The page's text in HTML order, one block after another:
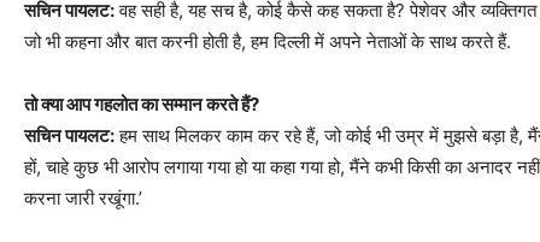
सचिन पायलट:वह सही है, यह सच है, कोई कैसे कह सकता है? पेशेवर और
जो भी कहना और बात करनी होती है, हम दिल्ली में अपने नेताओं के साथ करते हैं.
तो क्या आप गहलोत का सम्मान करते हैं?
सचिन पायलट:हम साथ मिलकर काम कर रहे हैं, जो कोई भी उम्र में मुझसे बड़ा है, मैंने
हों, चाहे कुछ भी आरोप लगाया गया हो या कहा गया हो, मैंने कभी किसी का अनादर
करना जारी रखूंगा.’